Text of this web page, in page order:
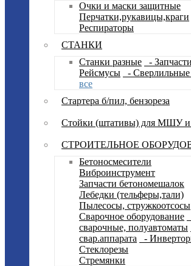
Очки и маски защитные
Перчатки,рукавицы,краги
Респираторы
СТАНКИ
Станки разные
-
Рейсмусы
- Сверлильные
все
Стартера б/пил, бензореза
Стойки (штативы) для МШУ и
СТРОИТЕЛЬНОЕ
Бетоносмесители
Виброинструмент
Запчасти бетономешалок
Лебедки (тельферы,тали)
Пылесосы, стружкоотсосы
Сварочное оборудование
сварочные, полуавтоматы
свар.аппарата
-
Стеклорезы
Стремянки